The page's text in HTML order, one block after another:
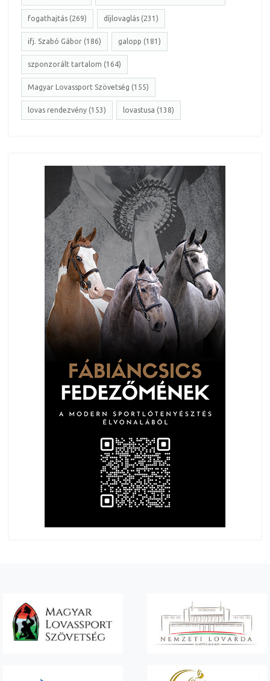
fogathajtás (269) díjlovaglás (231)
ifj. Szabó Gábor (186) galopp (181)
szponzorált tartalom (164)
Magyar Lovassport Szövetség (155)
lovas rendezvény (153) lovastusa (138)